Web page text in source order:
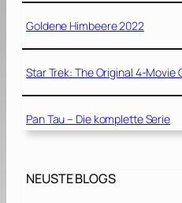
Goldene Himbeere 2022
Star Trek: The Original 4-Movie
Pan Tau – Die komplette Serie
NEUSTE BLOGS